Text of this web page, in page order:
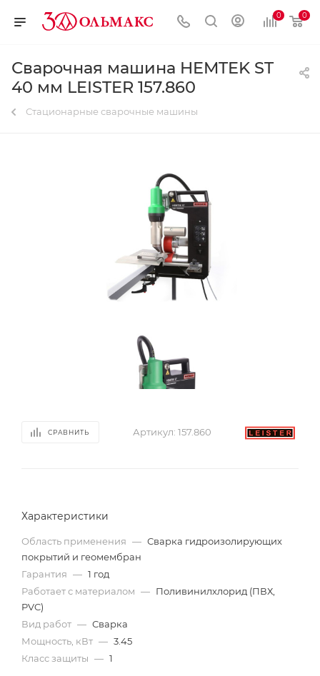
0 0
Сварочная машина HEMTEK ST
40 мм LEISTER 157.860
Стационарные сварочные машины
СРАВНИТЬ Артикул: 157.860
Характеристики
Область применения — Сварка гидроизолирующих
покрытий и геомембран
Гарантия — 1 год
Работает с материалом — Поливинилхлорид (ПВХ,
PVC)
Вид работ — Сварка
Мощность, кВт — 3.45
Класс защиты — 1